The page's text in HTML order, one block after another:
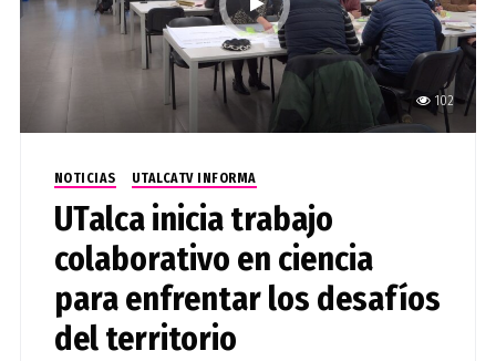
102
NOTICIAS UTALCATV INFORMA
UTalca inicia trabajo
colaborativo en ciencia
para enfrentar los desafíos
del territorio